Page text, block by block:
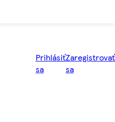
Prihlásiť
sa
Zaregistrovať
sa